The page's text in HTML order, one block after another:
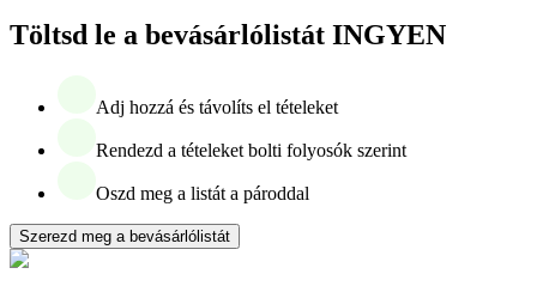
Töltsd le a bevásárlólistát INGYEN
Adj hozzá és távolíts el tételeket
Rendezd a tételeket bolti folyosók szerint
Oszd meg a listát a pároddal
Szerezd meg a bevásárlólistát